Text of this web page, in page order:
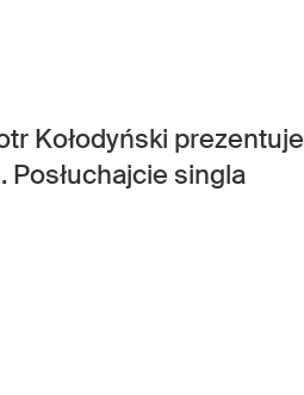
Kołodyński prezentuje
singla